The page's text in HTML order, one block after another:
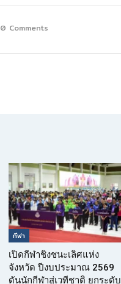
0 Comments
กีฬา
เปิดกีฬาชิงชนะเลิศแห่ง
จังหวัด ปีงบประมาณ 2569
ดันนักกีฬาสู่เวทีชาติ ยกระดับ